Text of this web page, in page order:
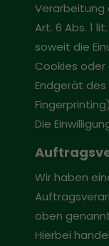
Verarbeitung
Art. 6 Abs. 1
soweit die
Cookies
Endgerät des
Die
Wir haben
oben
Hierbei